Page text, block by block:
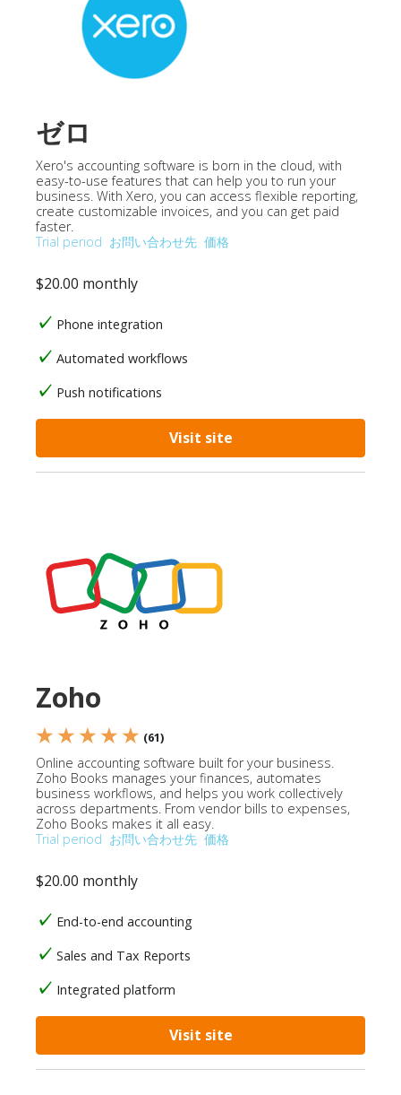
ゼロ
Xero's accounting software is born in the cloud, with
easy-to-use features that can help you to run your
business. With Xero, you can access flexible reporting,
create customizable invoices, and you can get paid
faster.
Trial period お問い合わせ先 価格
$20.00 monthly
Phone integration
Automated workflows
Push notifications
Visit site
Zoho
★ ★ ★ ★ ★ (61)
Online accounting software built for your business.
Zoho Books manages your finances, automates
business workflows, and helps you work collectively
across departments. From vendor bills to expenses,
Zoho Books makes it all easy.
Trial period お問い合わせ先 価格
$20.00 monthly
End-to-end accounting
Sales and Tax Reports
Integrated platform
Visit site